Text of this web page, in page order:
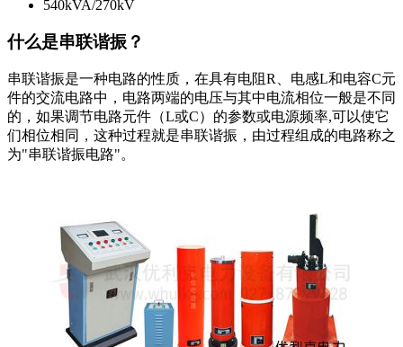
540kVA/270kV
什么是串联谐振？
串联谐振是一种电路的性质，在具有电阻R、电感L和电容C元
件的交流电路中，电路两端的电压与其中电流相位一般是不同
的，如果调节电路元件（L或C）的参数或电源频率,可以使它
们相位相同，这种过程就是串联谐振，由过程组成的电路称之
为"串联谐振电路"。